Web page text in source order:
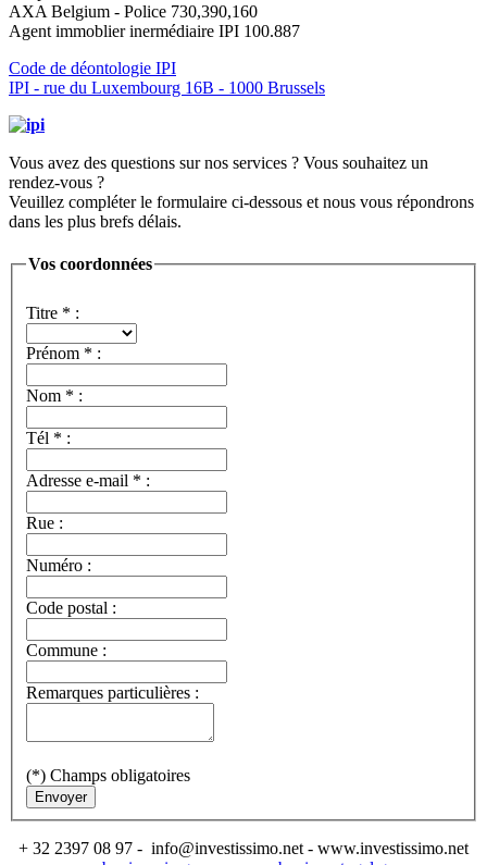
AXA Belgium - Police 730,390,160
Agent immoblier inermédiaire IPI 100.887
Code de déontologie IPI
IPI - rue du Luxembourg 16B - 1000 Brussels
Vous avez des questions sur nos services ? Vous souhaitez un
rendez-vous ?
Veuillez compléter le formulaire ci-dessous et nous vous répondrons
dans les plus brefs délais.
Vos coordonnées
Titre * :
Prénom * :
Nom * :
Tél * :
Adresse e-mail * :
Rue :
Numéro :
Code postal :
Commune :
Remarques particulières :
(*) Champs obligatoires
Envoyer
+ 32 2397 08 97 - info@investissimo.net - www.investissimo.net